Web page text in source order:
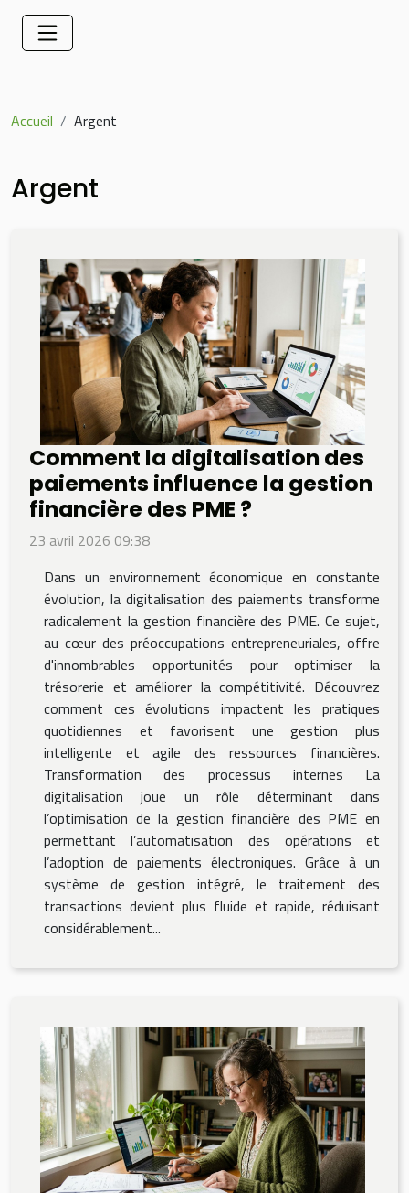
Accueil Argent
Argent
Comment la digitalisation des
paiements influence la gestion
financière des PME ?
23 avril 2026 09:38
Dans un environnement économique en constante
évolution, la digitalisation des paiements transforme
radicalement la gestion financière des PME. Ce sujet,
au cœur des préoccupations entrepreneuriales, offre
d'innombrables opportunités pour optimiser la
trésorerie et améliorer la compétitivité. Découvrez
comment ces évolutions impactent les pratiques
quotidiennes et favorisent une gestion plus
intelligente et agile des ressources financières.
Transformation des processus internes La
digitalisation joue un rôle déterminant dans
l’optimisation de la gestion financière des PME en
permettant l’automatisation des opérations et
l’adoption de paiements électroniques. Grâce à un
système de gestion intégré, le traitement des
transactions devient plus fluide et rapide, réduisant
considérablement...